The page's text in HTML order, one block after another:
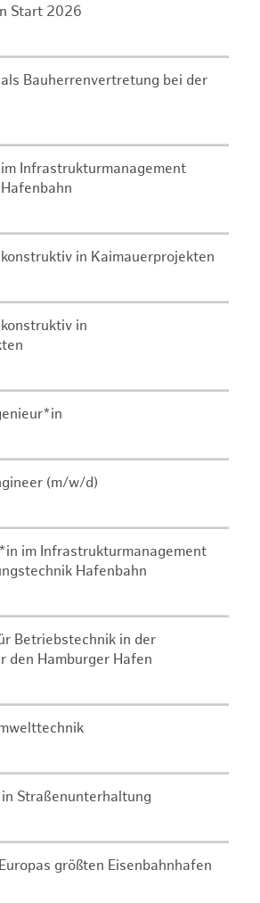
Start 2026
Bauherrenvertretung bei der
Infrastrukturmanagement
in Kaimauerprojekten
in
(m/w/d)
im Infrastrukturmanagement
Hafenbahn
Betriebstechnik in der
den Hamburger Hafen
Straßenunterhaltung
größten Eisenbahnhafen